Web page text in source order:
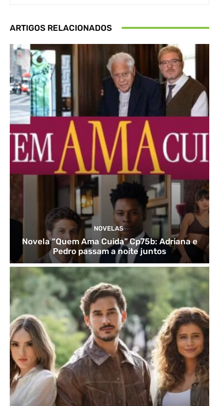
ARTIGOS RELACIONADOS
NOVELAS
Novela “Quem Ama Cuida” Cp75b: Adriana e
Pedro passam a noite juntos